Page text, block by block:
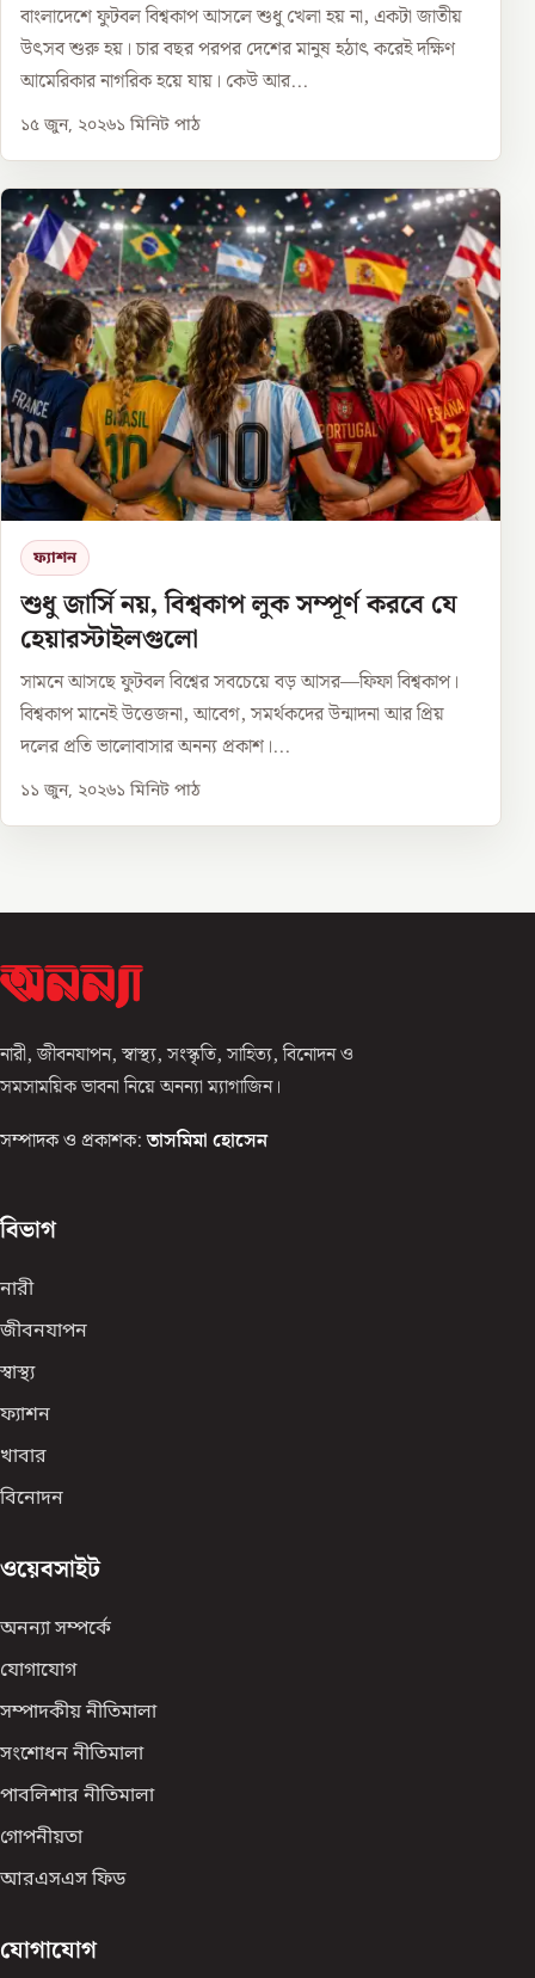
বাংলাদেশে ফুটবল বিশ্বকাপ আসলে শুধু খেলা হয় না, একটা জাতীয়
উৎসব শুরু হয়। চার বছর পরপর দেশের মানুষ হঠাৎ করেই দক্ষিণ
আমেরিকার নাগরিক হয়ে যায়। কেউ আর...
১৫ জুন, ২০২৬১ মিনিট পাঠ
ফ্যাশন
শুধু জার্সি নয়, বিশ্বকাপ লুক সম্পূর্ণ করবে যে
হেয়ারস্টাইলগুলো
সামনে আসছে ফুটবল বিশ্বের সবচেয়ে বড় আসর—ফিফা বিশ্বকাপ।
বিশ্বকাপ মানেই উত্তেজনা, আবেগ, সমর্থকদের উন্মাদনা আর প্রিয়
দলের প্রতি ভালোবাসার অনন্য প্রকাশ।...
১১ জুন, ২০২৬১ মিনিট পাঠ
নারী, জীবনযাপন, স্বাস্থ্য, সংস্কৃতি, সাহিত্য, বিনোদন ও
সমসাময়িক ভাবনা নিয়ে অনন্যা ম্যাগাজিন।
সম্পাদক ও প্রকাশক: তাসমিমা হোসেন
বিভাগ
নারী
জীবনযাপন
স্বাস্থ্য
ফ্যাশন
খাবার
বিনোদন
ওয়েবসাইট
অনন্যা সম্পর্কে
যোগাযোগ
সম্পাদকীয় নীতিমালা
সংশোধন নীতিমালা
পাবলিশার নীতিমালা
গোপনীয়তা
আরএসএস ফিড
যোগাযোগ